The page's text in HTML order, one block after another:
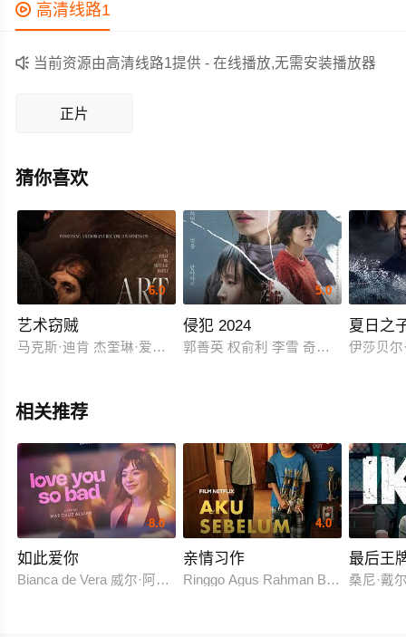
迫接下为总统炮制生日蛋糕的国家级重任。然而通货膨
胀、物资匮乏，鸡蛋面粉都是奢侈品，女孩带着宠物公
鸡，从沼泽向城市出发搜罗食材，完成这项国家交给她的
却坚韧的目光，展现伊拉克从未被记录过的一面，献给在
战乱下仍能找到爱与友谊的小孩。戛纳电影节金摄像机最
作为一部 上映的剧情电影，在当期同类题材影片中具有一
定的看点，在演员表现和剧情架构上也都有不错的亮点，
剧情紧凑，角色塑造鲜明，适合喜欢剧情类电影的观众观
 高清线路1
 当前资源由高清线路1提供 - 在线播放,无需安装播放器
正片
猜你喜欢
6.0
艺术窃贼
马克斯·迪肯 杰奎琳·爱默森 Chris Lazzaro 莱尼·克拉克 基斯·
5.0
侵犯 2024
郭善英 权俞利 李雪 奇昭侑 吉海妍
夏日之
伊莎贝尔
相关推荐
8.0
如此爱你
Bianca de Vera 威尔·阿什利·德莱昂
4.0
亲情习作
Ringgo Agus Rahman Bima Sena
最后王
桑尼·戴